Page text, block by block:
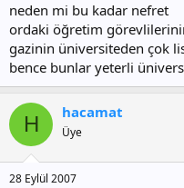
neden mi bu kadar nefret
ordaki öğretim
gazinin üniversiteden çok
bence bunlar yeterli
H hacamat
Üye
28 Eylül 2007